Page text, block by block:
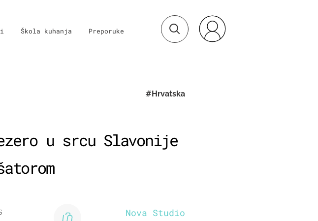
Škola kuhanja Preporuke
#Hrvatska
u srcu Slavonije
Nova Studio